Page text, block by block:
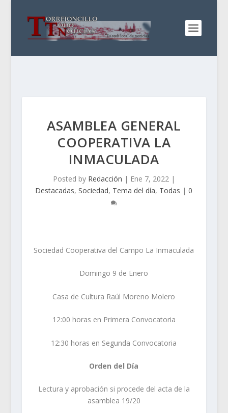
ASAMBLEA GENERAL
COOPERATIVA LA
INMACULADA
Posted by Redacción | Ene 7, 2022|
Destacadas,Sociedad, Tema del día, Todas |0
Sociedad Cooperativa del Campo La Inmaculada
Domingo 9 de Enero
Casa de Cultura Raúl Moreno Molero
12:00 horas en Primera Convocatoria
12:30 horas en Segunda Convocatoria
Orden del Día
Lectura y aprobación si procede del acta de la
asamblea 19/20